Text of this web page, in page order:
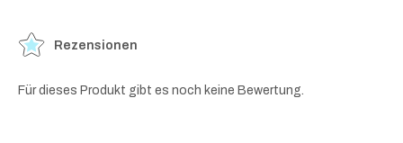
Rezensionen
Für dieses Produkt gibt es noch keine Bewertung.